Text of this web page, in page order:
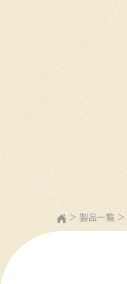
> 製品一覧 >